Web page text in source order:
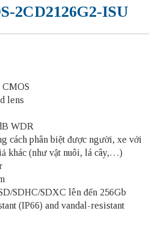
2CD2126G2-ISU
CMOS
lens
WDR
cách phân biệt được người, xe với
khác (như vật nuôi, lá cây,…)
SDHC/SDXC lên đến 256Gb
(IP66) and vandal-resistant